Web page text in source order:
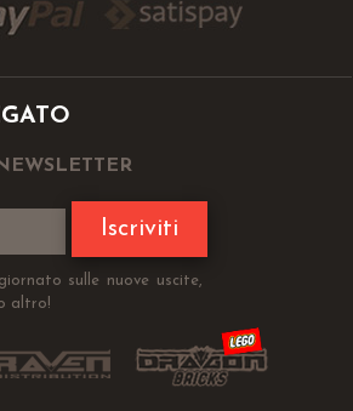
Iscriviti
sulle nuove uscite,
altro!